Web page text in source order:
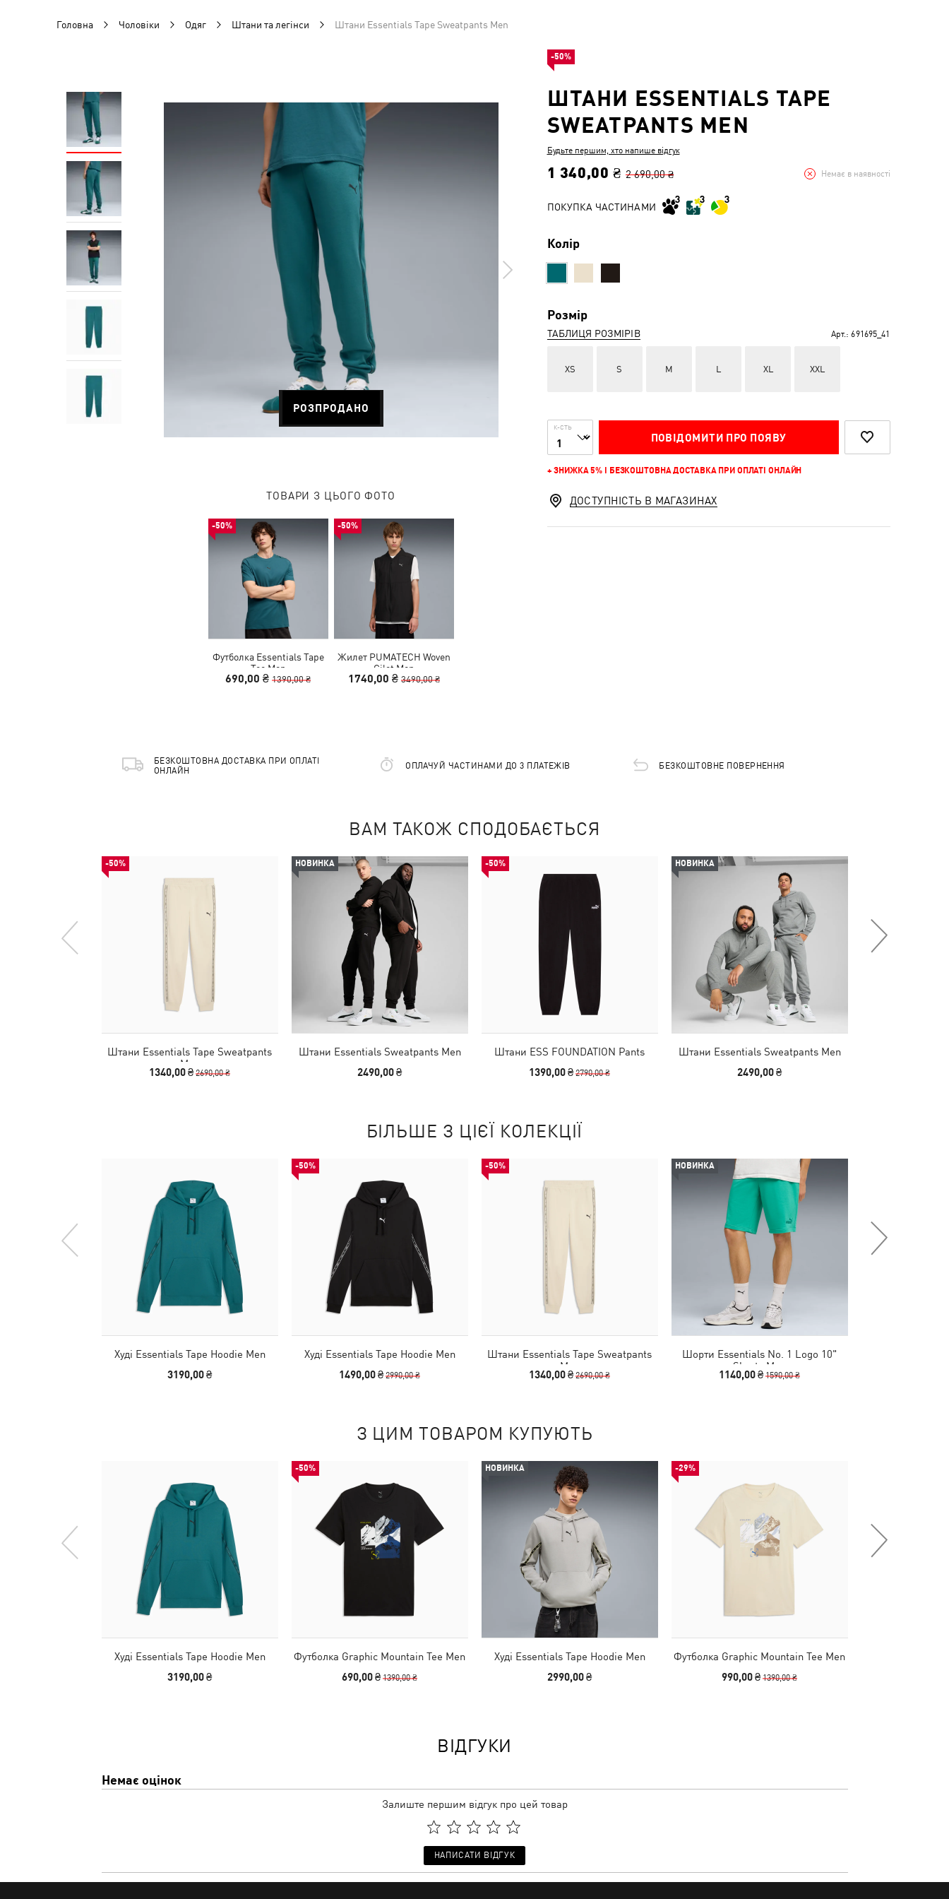
Головна Чоловіки Одяг Штани та легінси Штани Essentials Tape Sweatpants Men
РОЗПРОДАНО
ТОВАРИ З ЦЬОГО ФОТО
-50%
Футболка Essentials Tape
Tee Men
690,00 ₴ 1390,00 ₴
-50%
Жилет PUMATECH Woven
Gilet Men
1740,00 ₴ 3490,00 ₴
ШТАНИ ESSENTIALS TAPE
SWEATPANTS MEN
Будьте першим, хто напише відгук
1 340,00 ₴ 2 690,00 ₴ Немає в наявності
ПОКУПКА ЧАСТИНАМИ
Колір
Розмір
ТАБЛИЦЯ РОЗМІРІВ Арт.: 691695_41
XS S M L XL XXL
К-СТЬ
ПОВІДОМИТИ ПРО ПОЯВУ
+ ЗНИЖКА 5% І БЕЗКОШТОВНА ДОСТАВКА ПРИ ОПЛАТІ ОНЛАЙН
-50%
ДОСТУПНІСТЬ В МАГАЗИНАХ
БЕЗКОШТОВНА ДОСТАВКА ПРИ ОПЛАТІ
ОНЛАЙН
ОПЛАЧУЙ ЧАСТИНАМИ ДО 3 ПЛАТЕЖІВ БЕЗКОШТОВНЕ ПОВЕРНЕННЯ
ВАМ ТАКОЖ СПОДОБАЄТЬСЯ
-50%
Штани Essentials Tape Sweatpants
Men
1340,00 ₴2690,00 ₴
НОВИНКА
Штани Essentials Sweatpants Men
2490,00 ₴
-50%
Штани ESS FOUNDATION Pants
1390,00 ₴2790,00 ₴
НОВИНКА
Штани Essentials Sweatpants Men
2490,00 ₴
БІЛЬШЕ З ЦІЄЇ КОЛЕКЦІЇ
Худі Essentials Tape Hoodie Men
3190,00 ₴
-50%
Худі Essentials Tape Hoodie Men
1490,00 ₴2990,00 ₴
-50%
Штани Essentials Tape Sweatpants
Men
1340,00 ₴2690,00 ₴
НОВИНКА
Шорти Essentials No. 1 Logo 10"
Shorts Men
1140,00 ₴1590,00 ₴
З ЦИМ ТОВАРОМ КУПУЮТЬ
Худі Essentials Tape Hoodie Men
3190,00 ₴
-50%
Футболка Graphic Mountain Tee Men
690,00 ₴1390,00 ₴
НОВИНКА
Худі Essentials Tape Hoodie Men
2990,00 ₴
-29%
Футболка Graphic Mountain Tee Men
990,00 ₴1390,00 ₴
ВІДГУКИ
Немає оцінок
Залиште першим відгук про цей товар
НАПИСАТИ ВІДГУК